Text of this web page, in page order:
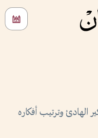
الهادئ وترتيب أفكاره